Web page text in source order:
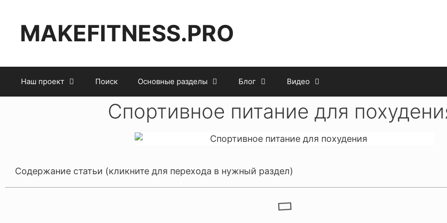
MAKEFITNESS.PRO
Наш проект Поиск Основные разделы Блог Видео
Спортивное питание для
Содержание статьи (кликните для перехода в нужный раздел)